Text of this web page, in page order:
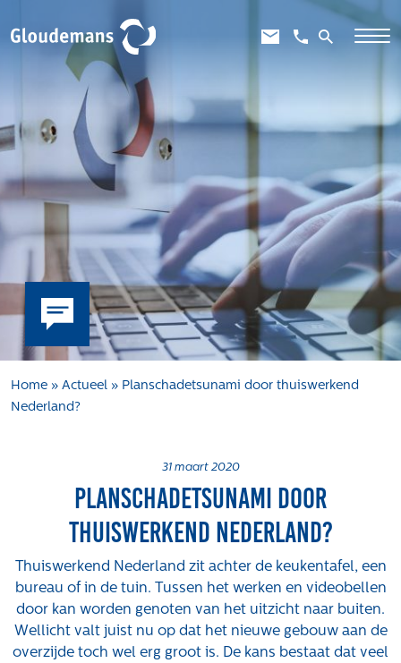
Expertises
Gebiedsontwikkeling
Gebiedseconomie
Grondstrategie en -verwerving
Taxaties overheid
Taxaties zakelijk
Schadevergoedingsrecht
Rentmeesterij
Transities
Projecten
Tender-light Amundsenstraat Valkenswaard
Concurrentiegerichte dialoog en tenderstrategie
Hoge Woerd in Ewijk
Pachtbeleid gemeente Valkenswaard: duurzame
pacht als instrument voor landbouw- en
watertransitie
Strategisch grondbeleid als motor voor
woningbouwversnelling Gemeente Vught
Home » Actueel » Planschadetsunami door thuiswerkend
Nederland?
31 maart 2020
Planschadetsunami door
thuiswerkend Nederland?
Thuiswerkend Nederland zit achter de keukentafel, een
bureau of in de tuin. Tussen het werken en videobellen
door kan worden genoten van het uitzicht naar buiten.
Wellicht valt juist nu op dat het nieuwe gebouw aan de
overzijde toch wel erg groot is. De kans bestaat dat veel